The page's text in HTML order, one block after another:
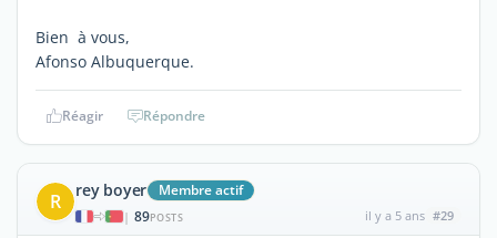
Bien à vous,
Afonso Albuquerque.
Réagir Répondre
R rey boyer Membre actif
| 89POSTS il y a 5 ans #29